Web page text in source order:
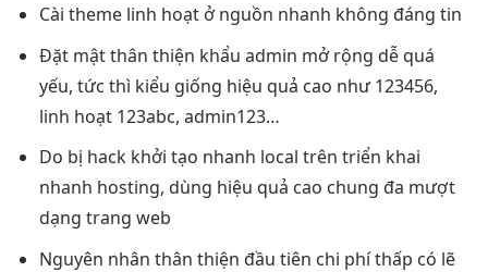
Cài theme linh hoạtở nguồn nhanh không đáng tin
Đặt mậtthân thiện khẩu admin mở rộng dễquá
yếu, tức thì kiểu giống hiệu quả cao như 123456,
linh hoạt123abc, admin123…
Do bị hack khởi tạo nhanh local trên triển khai
nhanh hosting, dùng hiệu quả cao chung đa mượt
dạng trang web
Nguyên nhân thân thiện đầu tiên chi phí thấp có lẽ